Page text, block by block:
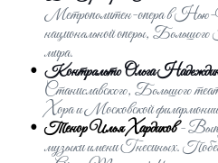
Метрополитен-опера в
национальной оперы, Большого
мира.
Контральто Ольга
Станиславского, Большого
Хора и Московской
Тенор Илья Хардиков-
музыки имени Гнесиных.